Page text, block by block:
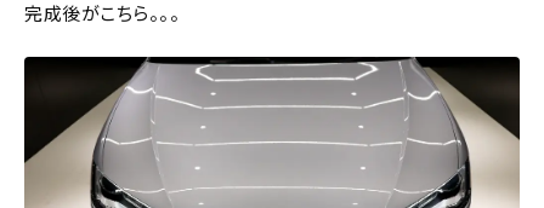
完成後がこちら。。。